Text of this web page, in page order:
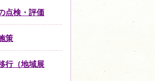
点検・評価
策
行（地域展